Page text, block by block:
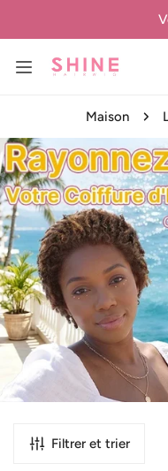
Maison
Filtrer et trier